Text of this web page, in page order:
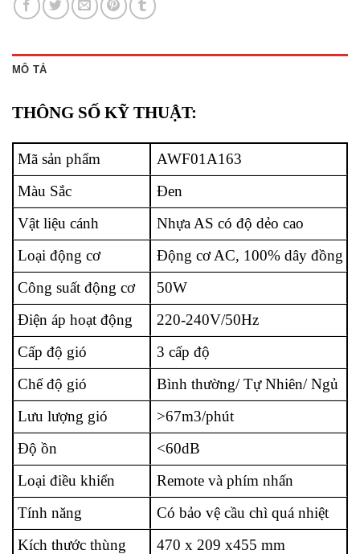
MÔ TẢ
THÔNG SỐ KỸ THUẬT:
Mã sản phẩm
AWF01A163
Màu Sắc
Đen
Vật liệu cánh
Nhựa AS có độ dẻo cao
Loại động cơ
Động cơ AC, 100% dây đồng
Công suất động cơ
50W
Điện áp hoạt động
220-240V/50Hz
Cấp độ gió
3 cấp độ
Chế độ gió
Bình thường/ Tự Nhiên/ Ngủ
Lưu lượng gió
>67m3/phút
Độ ồn
<60dB
Loại điều khiển
Remote và phím nhấn
Tính năng
Có bảo vệ cầu chì quá nhiệt
Kích thước thùng
470 x 209 x455 mm